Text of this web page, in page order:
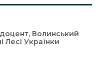
Волинський
Лесі Українки